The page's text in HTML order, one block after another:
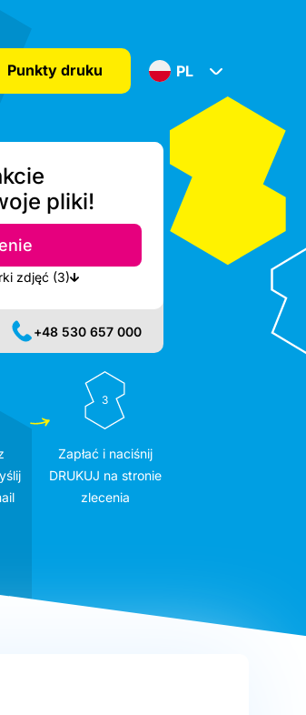
Punkty druku PL
pliki!
Pokaż najbliższe dostępne drukarki zdjęć (3)
+48 530 657 000
3
Zapłać i naciśnij
DRUKUJ na stronie
zlecenia